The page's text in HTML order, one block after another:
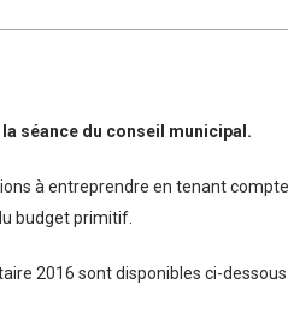
séance du conseil municipal.
à entreprendre en tenant
budget primitif.
2016 sont disponibles ci-dessous